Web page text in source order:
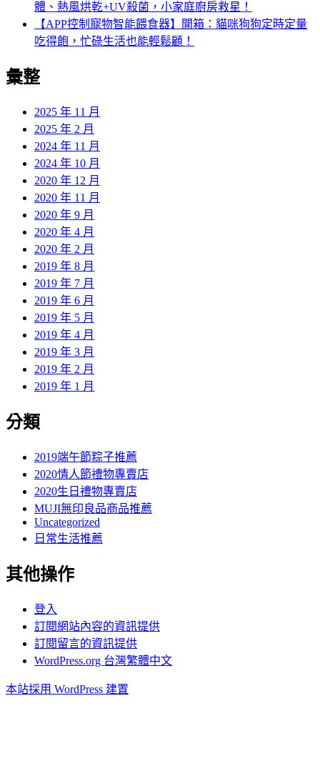
體、熱風烘乾+UV殺菌，小家庭廚房救星！
【APP控制寵物智能餵食器】開箱：貓咪狗狗定時定量
吃得飽，忙碌生活也能輕鬆顧！
彙整
2025 年 11 月
2025 年 2 月
2024 年 11 月
2024 年 10 月
2020 年 12 月
2020 年 11 月
2020 年 9 月
2020 年 4 月
2020 年 2 月
2019 年 8 月
2019 年 7 月
2019 年 6 月
2019 年 5 月
2019 年 4 月
2019 年 3 月
2019 年 2 月
2019 年 1 月
分類
2019端午節粽子推薦
2020情人節禮物專賣店
2020生日禮物專賣店
MUJI無印良品商品推薦
Uncategorized
日常生活推薦
其他操作
登入
訂閱網站內容的資訊提供
訂閱留言的資訊提供
WordPress.org 台灣繁體中文
本站採用 WordPress 建置